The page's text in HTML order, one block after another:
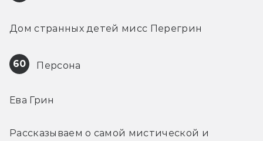
Дом странных детей мисс Перегрин
60 Персона
Ева Грин
Рассказываем о самой мистической и